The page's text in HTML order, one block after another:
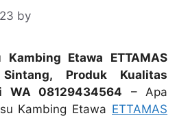
by
Etawa ETTAMAS
Produk Kualitas
WA 08129434564 – Apa
Kambing Etawa ETTAMAS